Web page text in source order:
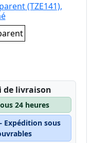
(TZE141),
de livraison
24 heures
Expédition sous